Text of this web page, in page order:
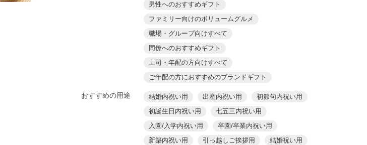
男性へのおすすめギフト
ファミリー向けのボリュームグルメ
職場・グループ向けすべて
同僚へのおすすめギフト
上司・年配の方向けすべて
ご年配の方におすすめのブランドギフト
おすすめの用途 結婚内祝い用 出産内祝い用
初節句内祝い用
初誕生日内祝い用
七五三内祝い用
入園/入学内祝い用
卒園/卒業内祝い用
新築内祝い用
引っ越しご挨拶用
結婚祝い用